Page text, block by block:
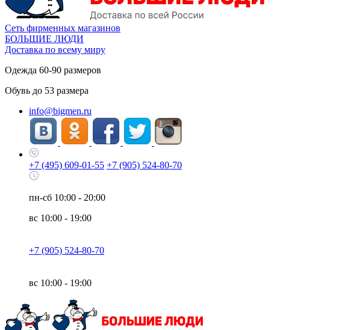
Сеть фирменных магазинов
БОЛЬШИЕ ЛЮДИ
Доставка по всему миру
Одежда 60-90 размеров
Обувь до 53 размера
info@bigmen.ru
+7 (495) 609-01-55 +7 (905) 524-80-70
пн-сб 10:00 - 20:00
вс 10:00 - 19:00
+7 (905) 524-80-70
вс 10:00 - 19:00